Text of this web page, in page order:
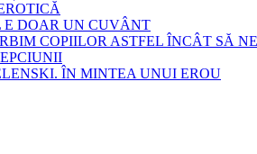
E DOAR UN CUVÂNT
COPIILOR ASTFEL ÎNCÂT SĂ
ÎN MINTEA UNUI EROU